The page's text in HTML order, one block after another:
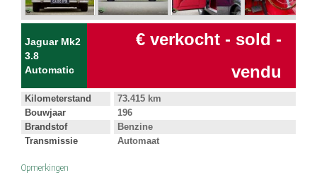
Jaguar Mk2
3.8
Automatic
€ verkocht - sold -
vendu
Kilometerstand
73.415 km
Bouwjaar
196
Brandstof
Benzine
Transmissie
Automaat
Opmerkingen